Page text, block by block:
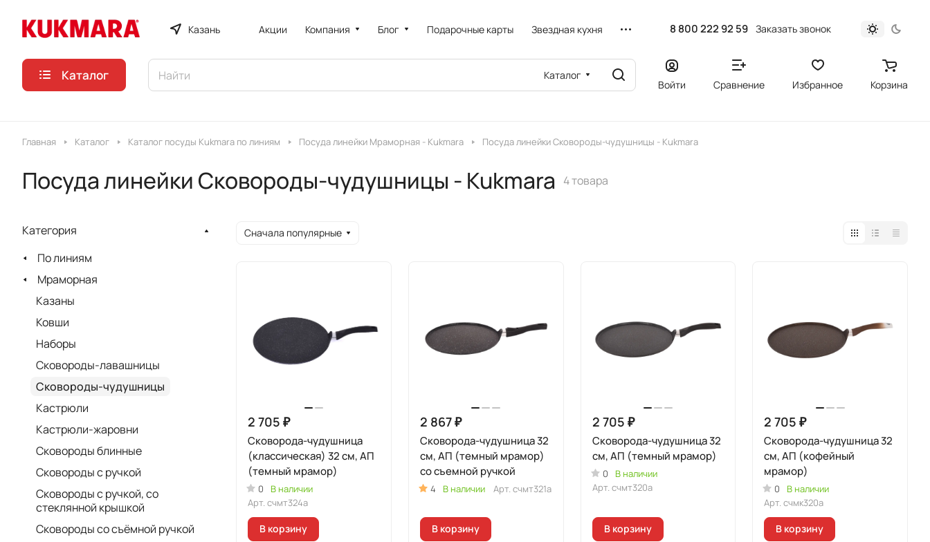
Казань Акции Компания Блог Подарочные карты Звездная кухня 8 800 222 92 59 Заказать звонок
Каталог Каталог
Войти Сравнение Избранное Корзина
Главная Каталог Каталог посуды Kukmara по линиям Посуда линейки Мраморная - Kukmara Посуда линейки Сковороды-чудушницы - Kukmara
Посуда линейки Сковороды-чудушницы - Kukmara 4 товара
Сначала популярные
2 705 ₽
Сковорода-чудушница
(классическая) 32 см, АП
(темный мрамор)
0
В наличии
Арт. счмт324а
В корзину
2 867 ₽
Сковорода-чудушница 32
см, АП (темный мрамор)
со съемной ручкой
4 В наличии Арт. счмт321а
В корзину
2 705 ₽
Сковорода-чудушница 32
см, АП (темный мрамор)
0
В наличии
Арт. счмт320а
В корзину
2 705 ₽
Сковорода-чудушница 32
см, АП (кофейный
мрамор)
0
В наличии
Арт.счмк320а
В корзину
Категория
По линиям
Мраморная
Казаны
Ковши
Наборы
Сковороды-лавашницы
Сковороды-чудушницы
Кастрюли
Кастрюли-жаровни
Сковороды блинные
Сковороды с ручкой
Сковороды с ручкой, со
стеклянной крышкой
Сковороды со съёмной ручкой